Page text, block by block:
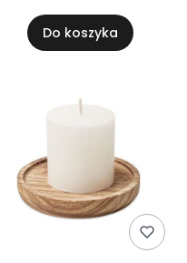
Do koszyka